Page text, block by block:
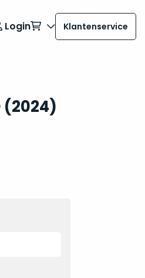
Login Klantenservice
(2024)